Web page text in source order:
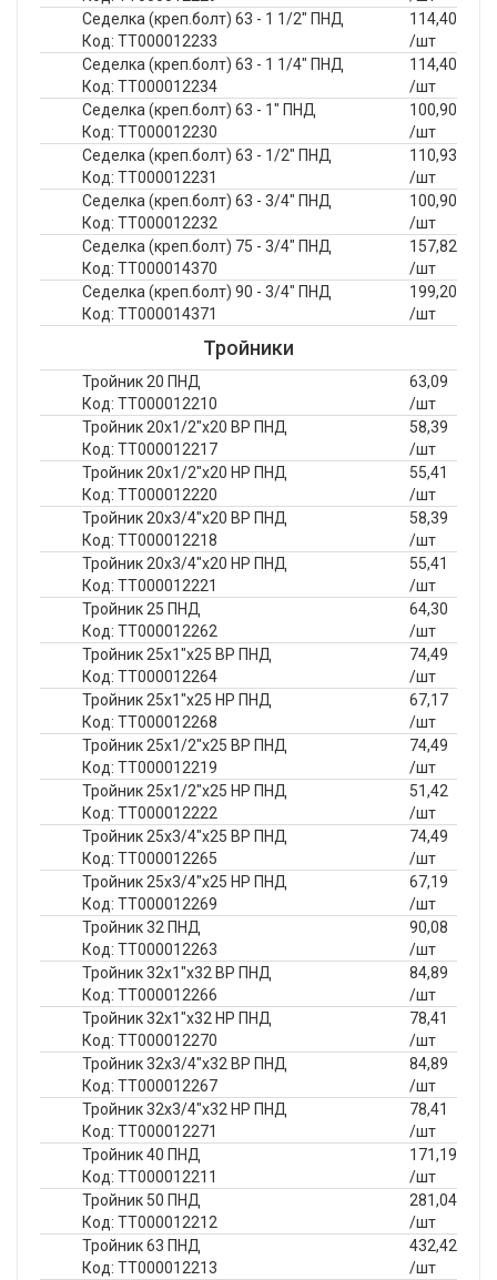
Седелка (креп.болт) 63 - 1 1/2" ПНД
Код: ТТ000012233
114,40
/шт
Седелка (креп.болт) 63 - 1 1/4" ПНД
Код: ТТ000012234
114,40
/шт
Седелка (креп.болт) 63 - 1" ПНД
Код: ТТ000012230
100,90
/шт
Седелка (креп.болт) 63 - 1/2" ПНД
Код: ТТ000012231
110,93
/шт
Седелка (креп.болт) 63 - 3/4" ПНД
Код: ТТ000012232
100,90
/шт
Седелка (креп.болт) 75 - 3/4" ПНД
Код: ТТ000014370
157,82
/шт
Седелка (креп.болт) 90 - 3/4" ПНД
Код: ТТ000014371
199,20
/шт
Тройники
Тройник 20 ПНД
Код: ТТ000012210
63,09
/шт
Тройник 20х1/2"х20 ВР ПНД
Код: ТТ000012217
58,39
/шт
Тройник 20х1/2"х20 НР ПНД
Код: ТТ000012220
55,41
/шт
Тройник 20х3/4"х20 ВР ПНД
Код: ТТ000012218
58,39
/шт
Тройник 20х3/4"х20 НР ПНД
Код: ТТ000012221
55,41
/шт
Тройник 25 ПНД
Код: ТТ000012262
64,30
/шт
Тройник 25х1"х25 ВР ПНД
Код: ТТ000012264
74,49
/шт
Тройник 25х1"х25 НР ПНД
Код: ТТ000012268
67,17
/шт
Тройник 25х1/2"х25 ВР ПНД
Код: ТТ000012219
74,49
/шт
Тройник 25х1/2"х25 НР ПНД
Код: ТТ000012222
51,42
/шт
Тройник 25х3/4"х25 ВР ПНД
Код: ТТ000012265
74,49
/шт
Тройник 25х3/4"х25 НР ПНД
Код: ТТ000012269
67,19
/шт
Тройник 32 ПНД
Код: ТТ000012263
90,08
/шт
Тройник 32х1"х32 ВР ПНД
Код: ТТ000012266
84,89
/шт
Тройник 32х1"х32 НР ПНД
Код: ТТ000012270
78,41
/шт
Тройник 32х3/4"х32 ВР ПНД
Код: ТТ000012267
84,89
/шт
Тройник 32х3/4"х32 НР ПНД
Код: ТТ000012271
78,41
/шт
Тройник 40 ПНД
Код: ТТ000012211
171,19
/шт
Тройник 50 ПНД
Код: ТТ000012212
281,04
/шт
Тройник 63 ПНД
Код: ТТ000012213
432,42
/шт